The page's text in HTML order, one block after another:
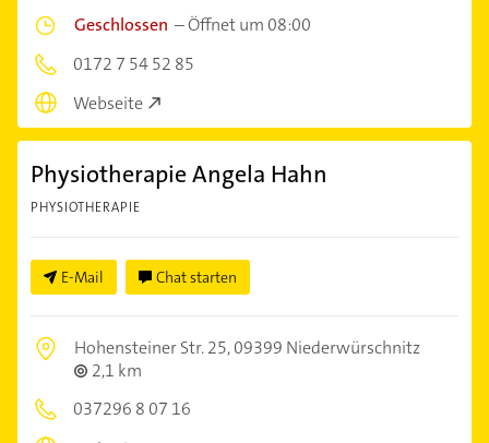
Geschlossen –Öffnet um 08:00
0172 7 54 52 85
Webseite
Physiotherapie Angela Hahn
PHYSIOTHERAPIE
E-Mail Chat starten
Hohensteiner Str. 25,09399 Niederwürschnitz
2,1 km
037296 8 07 16